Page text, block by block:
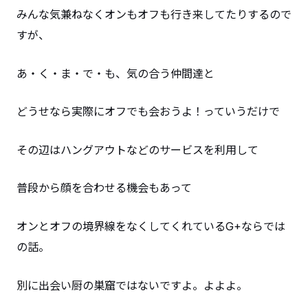
みんな気兼ねなくオンもオフも行き来してたりするので
すが、
あ・く・ま・で・も、気の合う仲間達と
どうせなら実際にオフでも会おうよ！っていうだけで
その辺はハングアウトなどのサービスを利用して
普段から顔を合わせる機会もあって
オンとオフの境界線をなくしてくれているG+ならでは
の話。
別に出会い厨の巣窟ではないですよ。よよよ。